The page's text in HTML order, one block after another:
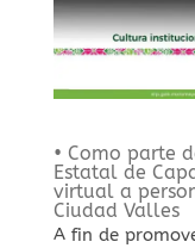
• Como parte
Estatal de
virtual a
Ciudad Valles
A fin de